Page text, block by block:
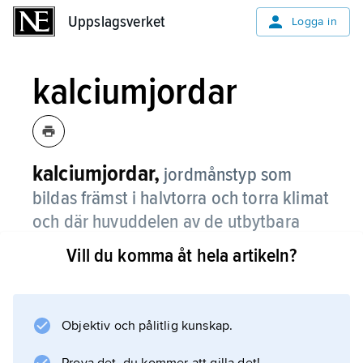
Uppslagsverket Logga in
kalciumjordar
kalciumjordar, jordmånstyp som
bildas främst i halvtorra och torra klimat
och där huvuddelen av de utbytbara
katjonerna förekommer i form av
kalciumjoner.
transport och på visst djup ackumulering av
Vill du komma åt hela artikeln?
Objektiv och pålitlig kunskap.